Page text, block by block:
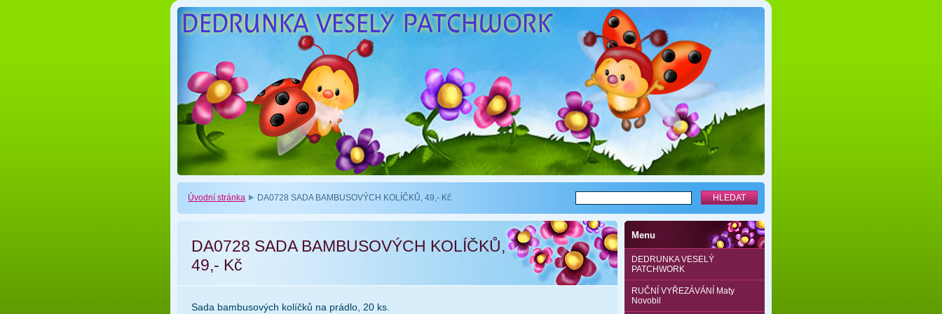
Úvodní stránka DA0728 SADA BAMBUSOVÝCH KOLÍČKŮ, 49,- Kč
DA0728 SADA BAMBUSOVÝCH KOLÍČKŮ,
49,- Kč
Sada bambusových kolíčků na prádlo, 20 ks.
Menu
DEDRUNKA VESELÝ
PATCHWORK
RUČNÍ VYŘEZÁVÁNÍ Maty
Novobil